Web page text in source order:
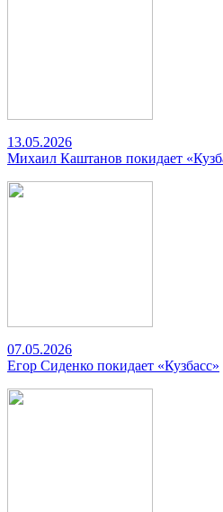
13.05.2026
Михаил Каштанов покидает
07.05.2026
Егор Сиденко покидает «Кузбасс»